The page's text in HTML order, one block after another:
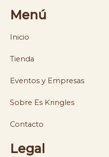
Menú
Inicio
Tienda
Eventos y Empresas
Sobre Es Kringles
Contacto
Legal